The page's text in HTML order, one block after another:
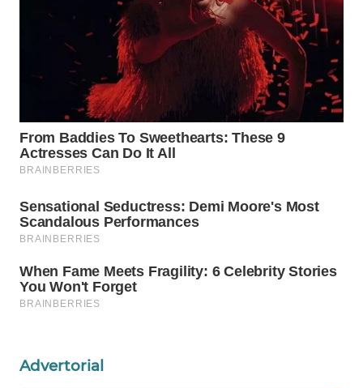
Advertorial
WAHANA
KONSUMEN
WAHANA
WAHANA
TRAVEL
TV
ID
WAHANANEWS
WAHANANEWS